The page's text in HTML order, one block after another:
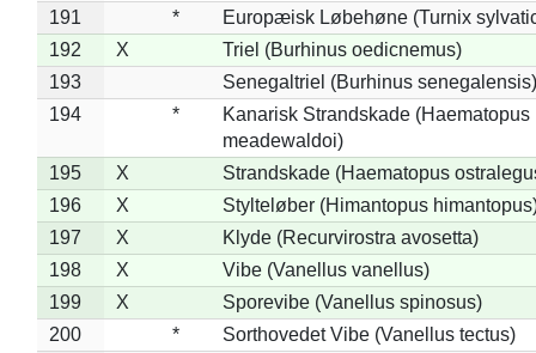
191
*
Europæisk Løbehøne (Turnix
192
X
Triel (Burhinus oedicnemus)
193
Senegaltriel (Burhinus senegalensis)
194
*
Kanarisk Strandskade (Haematopus
meadewaldoi)
195
X
Strandskade (Haematopus
196
X
Stylteløber (Himantopus
197
X
Klyde (Recurvirostra avosetta)
198
X
Vibe (Vanellus vanellus)
199
X
Sporevibe (Vanellus spinosus)
200
*
Sorthovedet Vibe (Vanellus tectus)